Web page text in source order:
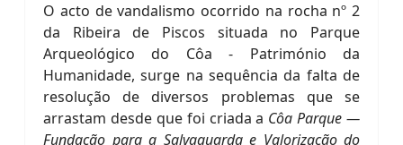
O acto de vandalismo ocorrido na rocha nº 2
da Ribeira de Piscos situada no Parque
Arqueológico do Côa - Património da
Humanidade, surge na sequência da falta de
resolução de diversos problemas que se
arrastam desde que foi criada a Côa Parque —
Fundação para a Salvaguarda e Valorização do